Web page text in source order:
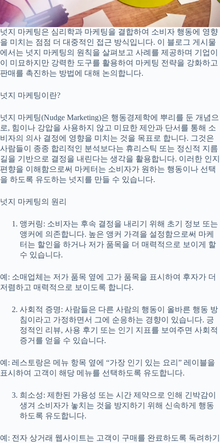
넛지 마케팅은 심리학과 마케팅을 결합하여 소비자 행동에 영향
을 미치는 점점 더 대중적인 접근 방식입니다. 이 블로그 게시물
에서는 넛지 마케팅의 원칙을 살펴보고 사례를 제공하며 기업이
이 미묘하지만 강력한 도구를 활용하여 마케팅 전략을 강화하고
판매를 촉진하는 방법에 대해 논의합니다.
넛지 마케팅이란?
넛지 마케팅(Nudge Marketing)은 행동경제학에 뿌리를 둔 개념으
로, 힘이나 강압을 사용하지 않고 미묘한 제안과 단서를 통해 소
비자의 의사 결정에 영향을 미치는 것을 목표로 합니다. 그것은
사람들이 종종 합리적인 분석보다는 휴리스틱 또는 정신적 지름
길을 기반으로 결정을 내린다는 생각을 활용합니다. 이러한 인지
편향을 이해함으로써 마케터는 소비자가 원하는 행동이나 선택
을 하도록 유도하는 넛지를 만들 수 있습니다.
넛지 마케팅의 원리
앵커링: 소비자는 후속 결정을 내리기 위해 초기 정보 또는
앵커에 의존합니다. 높은 앵커 가격을 설정함으로써 마케
터는 할인을 하거나 저가 품목을 더 매력적으로 보이게 할
수 있습니다.
예: 소매업체는 저가 품목 옆에 고가 품목을 표시하여 후자가 더
저렴하고 매력적으로 보이도록 합니다.
사회적 증명: 사람들은 다른 사람의 행동이 올바른 행동 방
침이라고 가정하면서 그에 순응하는 경향이 있습니다. 긍
정적인 리뷰, 사용 후기 또는 인기 지표를 보여주면 사회적
증거를 얻을 수 있습니다.
예: 레스토랑은 메뉴 항목 옆에 “가장 인기 있는 요리” 레이블을
표시하여 고객이 해당 메뉴를 선택하도록 유도합니다.
희소성: 제한된 가용성 또는 시간 제약으로 인해 긴박감이
생겨 소비자가 놓치는 것을 방지하기 위해 신속하게 행동
하도록 유도합니다.
예: 전자 상거래 웹사이트는 고객이 구매를 완료하도록 독려하기